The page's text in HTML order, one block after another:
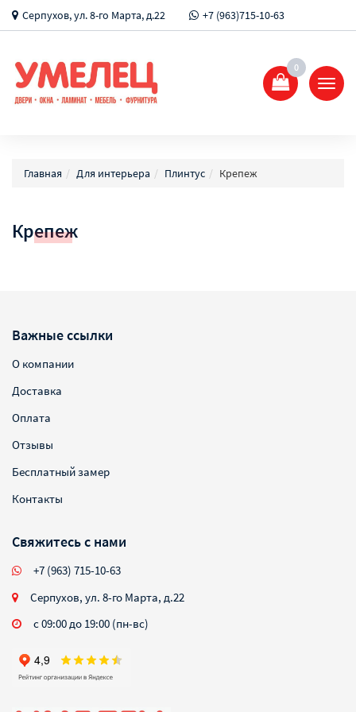
Серпухов, ул. 8-го Марта, д.22 +7 (963)715-10-63
0
Главная Для интерьера Плинтус Крепеж
Крепеж
Важные ссылки
О компании
Доставка
Оплата
Отзывы
Бесплатный замер
Контакты
Свяжитесь с нами
+7 (963) 715-10-63
Серпухов, ул. 8-го Марта, д.22
с 09:00 до 19:00 (пн-вс)